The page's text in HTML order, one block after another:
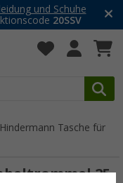
Schuhe
20SSV
Hindermann Tasche für
25